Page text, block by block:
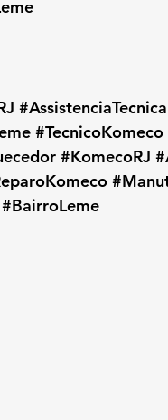
#TecnicoKomeco
#KomecoRJ
#BairroLeme